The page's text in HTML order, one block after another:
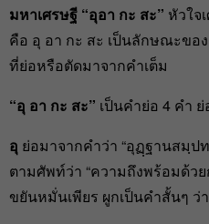
มหาเศรษฐี “อุอา กะ สะ” หัวใจ
คือ อุ อา กะ สะ เป็นลักษณะขอ
ที่ย่อหรือตัดมาจากคำเต็ม
“อุ อา กะ สะ” เป็นคำย่อ 4 คำ
อุ ย่อมาจากคำว่า “อุฏฺฐานสมฺป
ตามศัพท์ว่า “ความถึงพร้อมด้ว
ขยันหมั่นเพียร ผูกเป็นคำสั้นๆ ว่